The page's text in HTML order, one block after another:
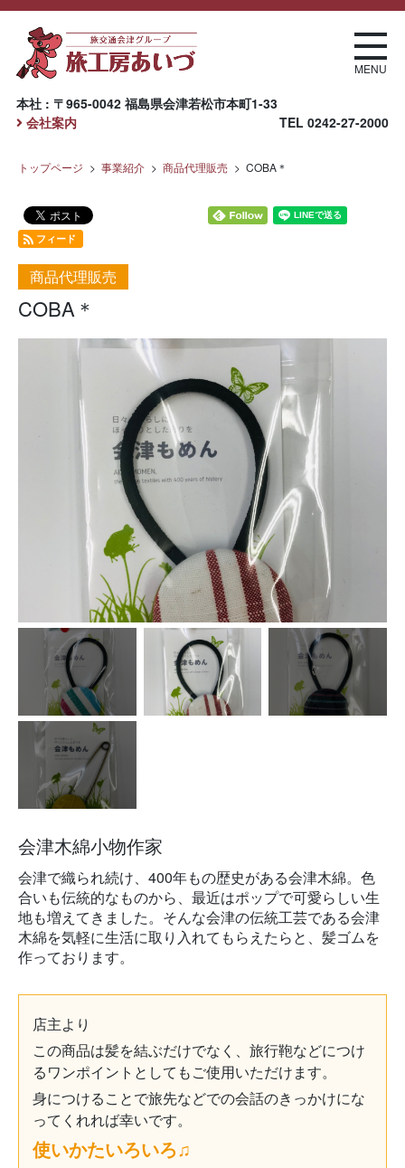
本社 : 〒965-0042 福島県会津若松市本町1-33
会社案内
TEL 0242-27-2000
MENU
トップページ 事業紹介 商品代理販売 COBA＊
フィード
商品代理販売
COBA＊
会津木綿小物作家
会津で織られ続け、400年もの歴史がある会津木綿。色
合いも伝統的なものから、最近はポップで可愛らしい生
地も増えてきました。そんな会津の伝統工芸である会津
木綿を気軽に生活に取り入れてもらえたらと、髪ゴムを
作っております。
店主より
この商品は髪を結ぶだけでなく、旅行鞄などにつけ
るワンポイントとしてもご使用いただけます。
身につけることで旅先などでの会話のきっかけにな
ってくれれば幸いです。
使いかたいろいろ♫